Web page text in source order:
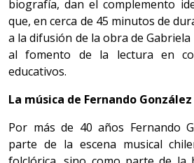
biografía, dan el complemento
que, en cerca de 45 minutos de
a la difusión de la obra de
al fomento de la lectura en
educativos.
La música de Fernando González
Por más de 40 años Fernando
parte de la escena musical